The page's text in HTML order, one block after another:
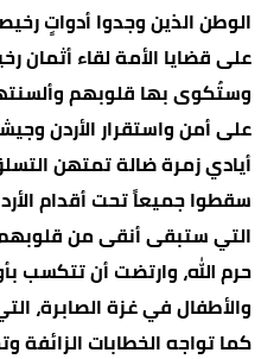
الوطن الذين وجدوا أدواتٍ
على قضايا الأمة لقاء
وستُكوى بها قلوبهم
على أمن واستقرار الأردن
أيادي زمرة ضالة تمتهن
سقطوا جميعاً تحت أقدام
التي ستبقى أنقى من
حرم الله، وارتضت أن تتكسب
والأطفال في غزة الصابرة،
كما تواجه الخطابات الزائفة